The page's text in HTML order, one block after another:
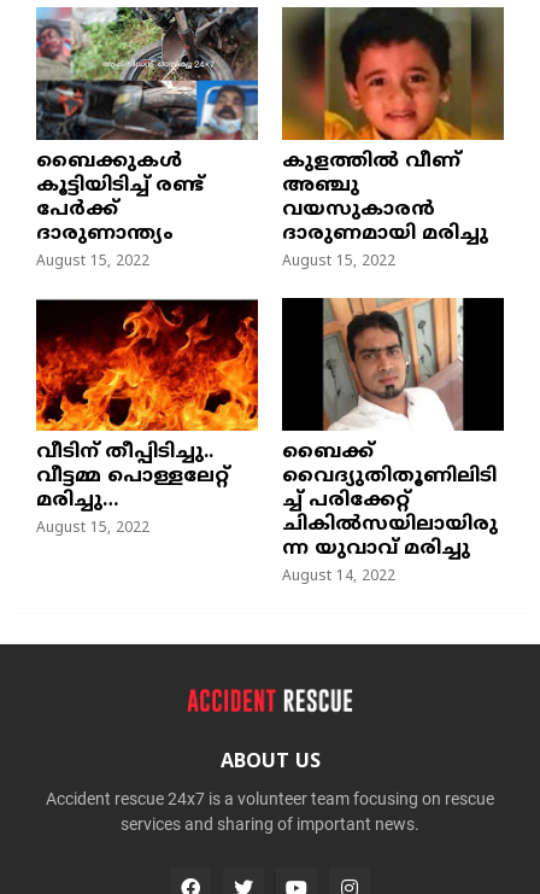
ബൈക്കുകൾ
കൂട്ടിയിടിച്ച് രണ്ട്
പേർക്ക്
ദാരുണാന്ത്യം
August 15, 2022
കുളത്തില്‍ വീണ്
അഞ്ചു
വയസുകാരന്‍
ദാരുണമായി മരിച്ചു
August 15, 2022
വീടിന് തീപ്പിടിച്ചു..
വീട്ടമ്മ പൊള്ളലേറ്റ്
മരിച്ചു…
August 15, 2022
ബൈക്ക്
വൈദ്യുതിതൂണിലിടി
ച്ച്‌ പരിക്കേറ്റ്
ചികില്‍സയിലായിരു
ന്ന യുവാവ് മരിച്ചു
August 14, 2022
ABOUT US
Accident rescue 24x7 is a volunteer team focusing on rescue
services and sharing of important news.